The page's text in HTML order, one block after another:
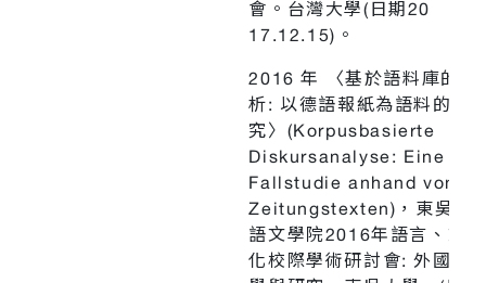
會。台灣大學(日期20
17.12.15)。
2016 年 〈基於語料庫的論
析: 以德語報紙為語料的案
究〉(Korpusbasierte
Diskursanalyse: Eine
Fallstudie anhand von
Zeitungstexten)，東吳大
語文學院2016年語言、文
化校際學術研討會: 外國語